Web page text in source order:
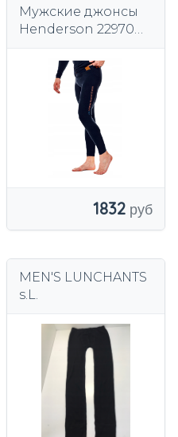
Мужские джонсы
Henderson 22970
1832
MEN'S LUNCHANTS
s.L.